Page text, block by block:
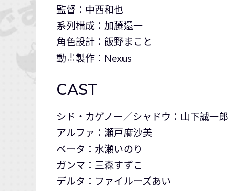
監督：中西和也
系列構成：加藤還一
角色設計：飯野まこと
動畫製作：Nexus
CAST
シド・カゲノー／シャドウ：山下誠一郎
アルファ：瀬戸麻沙美
ベータ：水瀬いのり
ガンマ：三森すずこ
デルタ：ファイルーズあい